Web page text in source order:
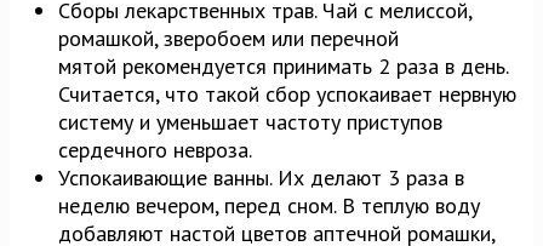
Сборы лекарственных трав. Чай с мелиссой,
ромашкой, зверобоем или перечной
мятой рекомендуется принимать 2 раза в день.
Считается, что такой сбор успокаивает нервную
систему и уменьшает частоту приступов
сердечного невроза.
Успокаивающие ванны. Их делают 3 раза в
неделю вечером, перед сном. В теплую воду
добавляют настой цветов аптечной ромашки,